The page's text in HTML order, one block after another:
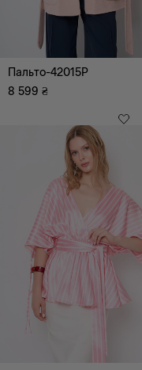
Пальто-42015P
8 599 ₴